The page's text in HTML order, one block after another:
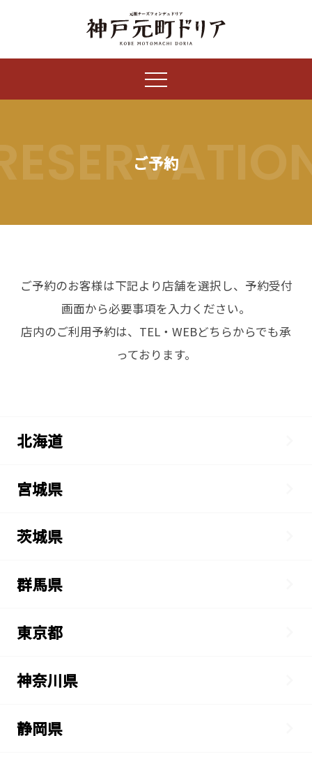
ご予約
ご予約のお客様は下記より店舗を選択し、予約受付
画面から必要事項を入力ください。
店内のご利用予約は、TEL・WEBどちらからでも承
っております。
北海道
宮城県
茨城県
群馬県
東京都
神奈川県
静岡県